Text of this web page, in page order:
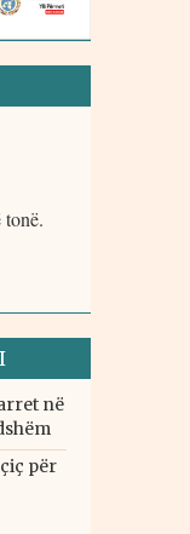
në
për